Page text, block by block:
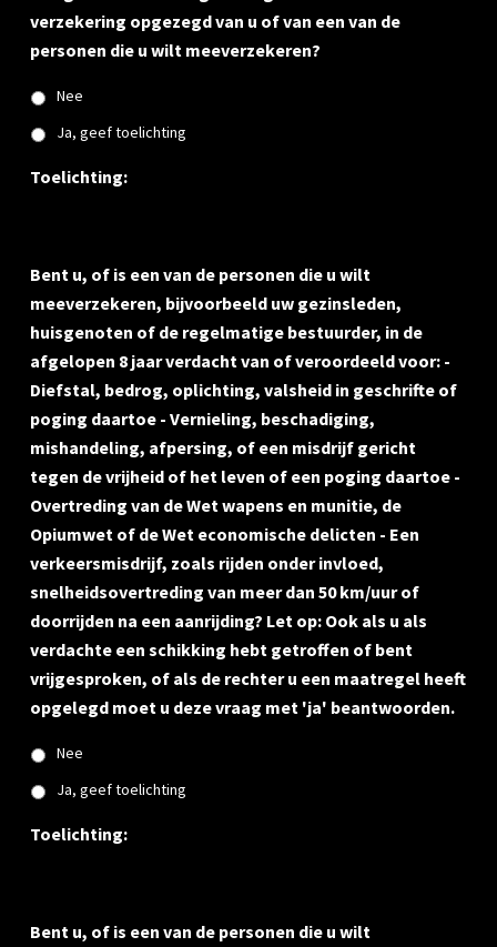
verzekering opgezegd van u of van een van de
personen die u wilt meeverzekeren?
Nee
Ja, geef toelichting
Toelichting:
Bent u, of is een van de personen die u wilt
meeverzekeren, bijvoorbeeld uw gezinsleden,
huisgenoten of de regelmatige bestuurder, in de
afgelopen 8 jaar verdacht van of veroordeeld voor: -
Diefstal, bedrog, oplichting, valsheid in geschrifte of
poging daartoe - Vernieling, beschadiging,
mishandeling, afpersing, of een misdrijf gericht
tegen de vrijheid of het leven of een poging daartoe -
Overtreding van de Wet wapens en munitie, de
Opiumwet of de Wet economische delicten - Een
verkeersmisdrijf, zoals rijden onder invloed,
snelheidsovertreding van meer dan 50 km/uur of
doorrijden na een aanrijding? Let op: Ook als u als
verdachte een schikking hebt getroffen of bent
vrijgesproken, of als de rechter u een maatregel heeft
opgelegd moet u deze vraag met 'ja' beantwoorden.
Nee
Ja, geef toelichting
Toelichting:
Bent u, of is een van de personen die u wilt